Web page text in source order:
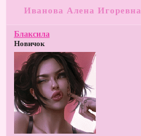
Иванова Алена Игоревна
Блаксила
Новичок